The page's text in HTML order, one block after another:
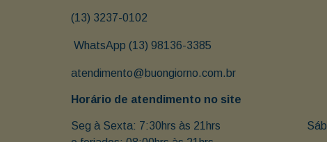
(13) 3237-0102
WhatsApp (13) 98136-3385
atendimento@buongiorno.com.br
Horário de atendimento no site
Seg à Sexta: 7:30hrs às 21hrs                               Sáb